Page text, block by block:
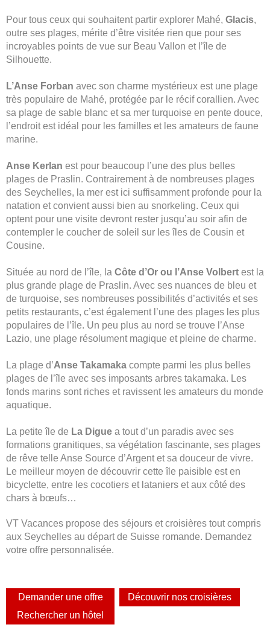
Pour tous ceux qui souhaitent partir explorer Mahé, Glacis,
outre ses plages, mérite d’être visitée rien que pour ses
incroyables points de vue sur Beau Vallon et l’île de
Silhouette.
L’Anse Forban avec son charme mystérieux est une plage
très populaire de Mahé, protégée par le récif corallien. Avec
sa plage de sable blanc et sa mer turquoise en pente douce,
l’endroit est idéal pour les familles et les amateurs de faune
marine.
Anse Kerlan est pour beaucoup l’une des plus belles
plages de Praslin. Contrairement à de nombreuses plages
des Seychelles, la mer est ici suffisamment profonde pour la
natation et convient aussi bien au snorkeling. Ceux qui
optent pour une visite devront rester jusqu’au soir afin de
contempler le coucher de soleil sur les îles de Cousin et
Cousine.
Située au nord de l’île, la Côte d’Or ou l’Anse Volbert est la
plus grande plage de Praslin. Avec ses nuances de bleu et
de turquoise, ses nombreuses possibilités d’activités et ses
petits restaurants, c’est également l’une des plages les plus
populaires de l’île. Un peu plus au nord se trouve l’Anse
Lazio, une plage résolument magique et pleine de charme.
La plage d’Anse Takamaka compte parmi les plus belles
plages de l’île avec ses imposants arbres takamaka. Les
fonds marins sont riches et ravissent les amateurs du monde
aquatique.
La petite île de La Digue a tout d’un paradis avec ses
formations granitiques, sa végétation fascinante, ses plages
de rêve telle Anse Source d’Argent et sa douceur de vivre.
Le meilleur moyen de découvrir cette île paisible est en
bicyclette, entre les cocotiers et lataniers et aux côté des
chars à bœufs…
VT Vacances propose des séjours et croisières tout compris
aux Seychelles au départ de Suisse romande. Demandez
votre offre personnalisée.